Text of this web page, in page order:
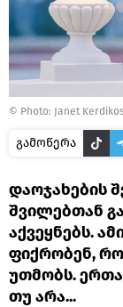
© Photo: Janet
გამოწერა
დაოჯახების
შვილებთან
აქვეყნებს.
ფიქრობენ,
უთმობს.
თუ არა...